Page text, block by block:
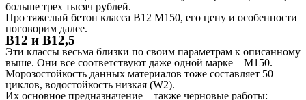
больше трех тысяч рублей.
Про тяжелый бетон класса В12 М150, его цену и особенности
поговорим далее.
В12 и В12,5
Эти классы весьма близки по своим параметрам к описанному
выше. Они все соответствуют даже одной марке – М150.
Морозостойкость данных материалов тоже составляет 50
циклов, водостойкость низкая (W2).
Их основное предназначение – также черновые работы: